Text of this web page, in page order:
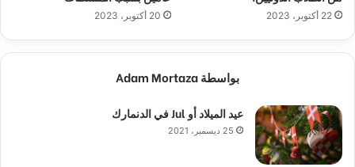
22 أكتوبر، 2023 20 أكتوبر، 2023
بواسطة Adam Mortaza
عيد الميلاد أو Jul في الدنمارك
25 ديسمبر، 2021